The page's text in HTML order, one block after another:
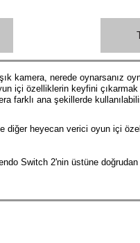
kamera, nerede oynarsanız
içi özelliklerin keyfini çıkarmak
farklı ana şekillerde
diğer heyecan verici oyun içi
Switch 2'nin üstüne